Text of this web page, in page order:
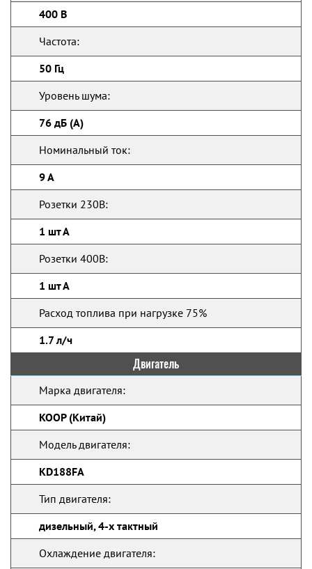
400 В
Частота:
50 Гц
Уровень шума:
76 дБ (А)
Номинальный ток:
9 А
Розетки 230В:
1 шт А
Розетки 400В:
1 шт А
Расход топлива при нагрузке 75%
1.7 л/ч
Двигатель
Марка двигателя:
KOOP (Китай)
Модель двигателя:
KD188FA
Тип двигателя:
дизельный, 4-х тактный
Охлаждение двигателя: